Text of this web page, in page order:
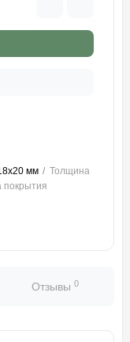
мм
Толщина
покрытия
Отзывы 0